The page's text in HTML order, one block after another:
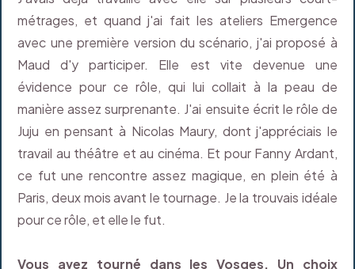
métrages, et quand j'ai fait les ateliers Emergence
avec une première version du scénario, j'ai proposé à
Maud d'y participer. Elle est vite devenue une
évidence pour ce rôle, qui lui collait à la peau de
manière assez surprenante. J'ai ensuite écrit le rôle de
Juju en pensant à Nicolas Maury, dont j'appréciais le
travail au théâtre et au cinéma. Et pour Fanny Ardant,
ce fut une rencontre assez magique, en plein été à
Paris, deux mois avant le tournage. Je la trouvais idéale
pour ce rôle, et elle le fut.
Vous avez tourné dans les Vosges. Un choix